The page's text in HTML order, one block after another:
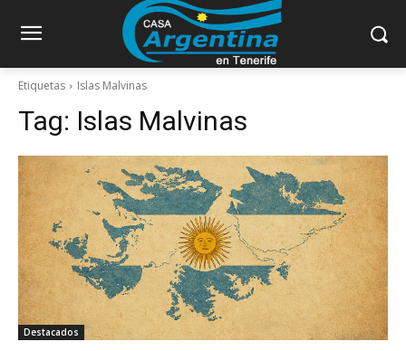
Etiquetas Islas Malvinas
Tag: Islas Malvinas
Destacados